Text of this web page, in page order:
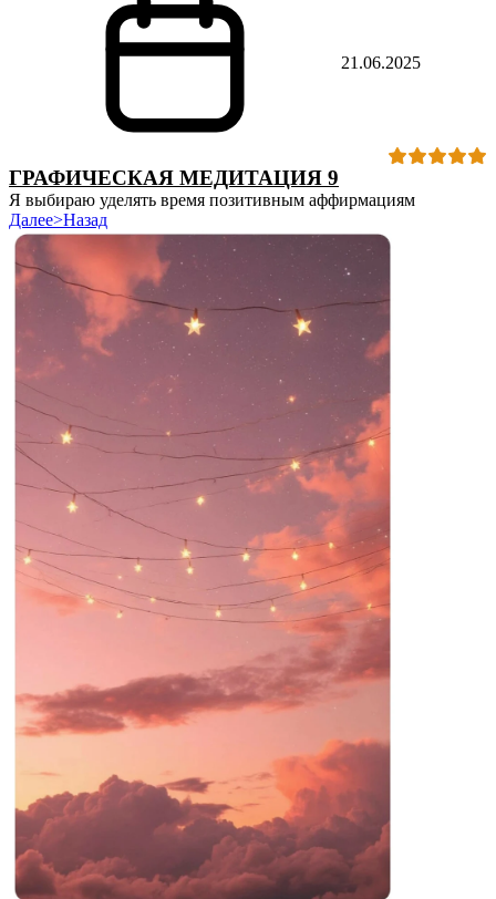
21.06.2025
ГРАФИЧЕСКАЯ МЕДИТАЦИЯ 9
Я выбираю уделять время позитивным аффирмациям
Далее>Назад